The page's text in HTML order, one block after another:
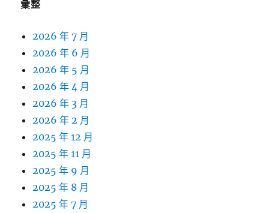
彙整
2026 年 7 月
2026 年 6 月
2026 年 5 月
2026 年 4 月
2026 年 3 月
2026 年 2 月
2025 年 12 月
2025 年 11 月
2025 年 9 月
2025 年 8 月
2025 年 7 月